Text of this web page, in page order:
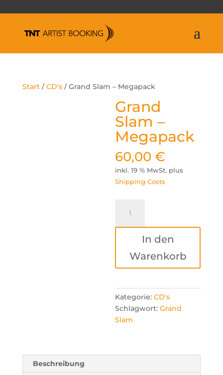
Start/CD's/ Grand Slam – Megapack
Grand
Slam –
Megapack
60,00€
inkl. 19 % MwSt. plus
Shipping Costs
Slam
-
MegapackIn den
Warenkorb
Kategorie:CD's
Schlagwort:Grand
Slam
Beschreibung